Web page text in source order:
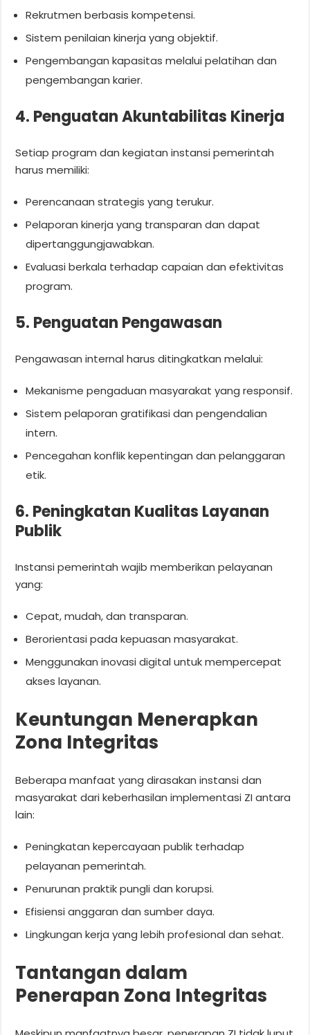
Rekrutmen berbasis kompetensi.
Sistem penilaian kinerja yang objektif.
Pengembangan kapasitas melalui pelatihan dan
pengembangan karier.
4. Penguatan Akuntabilitas Kinerja
Setiap program dan kegiatan instansi pemerintah
harus memiliki:
Perencanaan strategis yang terukur.
Pelaporan kinerja yang transparan dan dapat
dipertanggungjawabkan.
Evaluasi berkala terhadap capaian dan efektivitas
program.
5. Penguatan Pengawasan
Pengawasan internal harus ditingkatkan melalui:
Mekanisme pengaduan masyarakat yang responsif.
Sistem pelaporan gratifikasi dan pengendalian
intern.
Pencegahan konflik kepentingan dan pelanggaran
etik.
6. Peningkatan Kualitas Layanan
Publik
Instansi pemerintah wajib memberikan pelayanan
yang:
Cepat, mudah, dan transparan.
Berorientasi pada kepuasan masyarakat.
Menggunakan inovasi digital untuk mempercepat
akses layanan.
Keuntungan Menerapkan
Zona Integritas
Beberapa manfaat yang dirasakan instansi dan
masyarakat dari keberhasilan implementasi ZI antara
lain:
Peningkatan kepercayaan publik terhadap
pelayanan pemerintah.
Penurunan praktik pungli dan korupsi.
Efisiensi anggaran dan sumber daya.
Lingkungan kerja yang lebih profesional dan sehat.
Tantangan dalam
Penerapan Zona Integritas